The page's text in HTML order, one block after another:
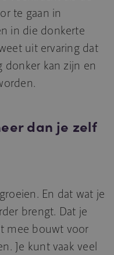
te gaan in
in die donkerte
uit ervaring dat
donker kan zijn en
dan je zelf
En dat wat je
brengt. Dat je
mee bouwt voor
Je kunt vaak veel